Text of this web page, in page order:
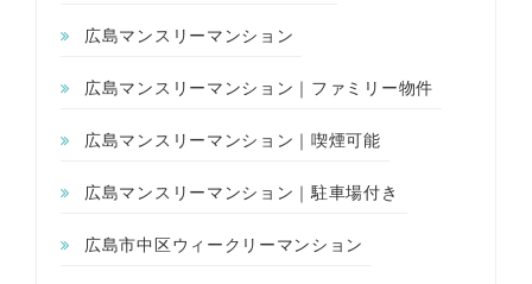
広島マンスリーマンション
広島マンスリーマンション｜ファミリー物件
広島マンスリーマンション｜喫煙可能
広島マンスリーマンション｜駐車場付き
広島市中区ウィークリーマンション